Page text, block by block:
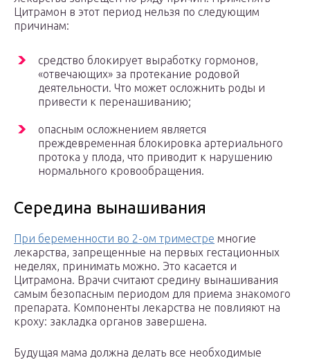
Цитрамон в этот период нельзя по следующим
причинам:
средство блокирует выработку гормонов,
«отвечающих» за протекание родовой
деятельности. Что может осложнить роды и
привести к перенашиванию;
опасным осложнением является
преждевременная блокировка артериального
протока у плода, что приводит к нарушению
нормального кровообращения.
Середина вынашивания
При беременности во 2-ом триместре многие
лекарства, запрещенные на первых гестационных
неделях, принимать можно. Это касается и
Цитрамона. Врачи считают средину вынашивания
самым безопасным периодом для приема знакомого
препарата. Компоненты лекарства не повлияют на
кроху: закладка органов завершена.
Будущая мама должна делать все необходимые